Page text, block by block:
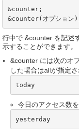
&counter;
&counter(オプション
行中で &counter を記述
示することができます。
&counter には次のオ
した場合はallが指定
today
今日のアクセス数を
yesterday